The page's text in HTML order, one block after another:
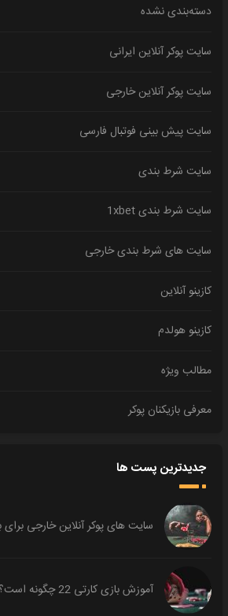
دسته‌بندی نشده
سایت پوکر آنلاین ایرانی
سایت پوکر آنلاین خارجی
سایت پیش بینی فوتبال فارسی
سایت شرط بندی
سایت شرط بندی 1xbet
سایت های شرط بندی خارجی
کازینو آنلاین
کازینو هولدم
مطالب ویژه
معرفی بازیکنان پوکر
جدیدترین پست ها
سایت های پوکر آنلاین خارجی برای
آموزش بازی کارتی 22 چگونه است؟